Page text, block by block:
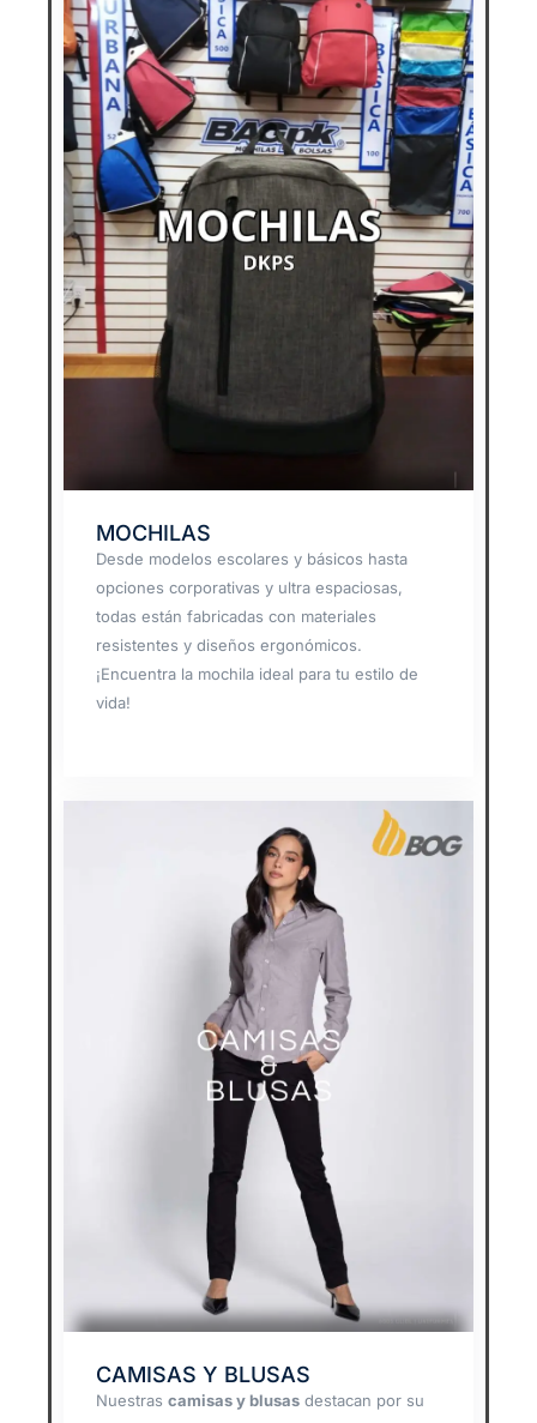
MOCHILAS
Desde modelos escolares y básicos hasta
opciones corporativas y ultra espaciosas,
todas están fabricadas con materiales
resistentes y diseños ergonómicos.
¡Encuentra la mochila ideal para tu estilo de
vida!
CAMISAS Y BLUSAS
Nuestras camisas y blusas destacan por su